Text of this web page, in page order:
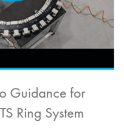
Guidance for
Ring System